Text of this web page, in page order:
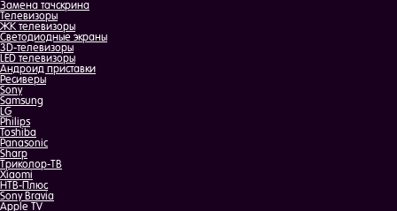
Замена тачскрина
Телевизоры
ЖК телевизоры
Светодиодные экраны
3D-телевизоры
LED телевизоры
Андроид приставки
Ресиверы
Sony
Samsung
LG
Philips
Toshiba
Panasonic
Sharp
Триколор-ТВ
Xiaomi
НТВ-Плюс
Sony Bravia
Apple TV